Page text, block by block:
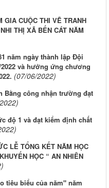
GIA CUỘC THI VẼ TRANH
THỊ XÃ BẾN CÁT NĂM
năm ngày thành lập Đội
2022 và hưởng ứng chương
(07/06/2022)
Bằng công nhận trường đạt
độ 1 và đạt kiểm định chất
LỄ TỔNG KẾT NĂM HỌC
HỌC “ AN NHIÊN
tiêu biểu của năm" năm